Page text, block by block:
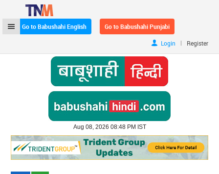
Go to Babushahi English Go to Babushahi Punjabi
Login | Register
Aug 08, 2026 08:48 PM IST